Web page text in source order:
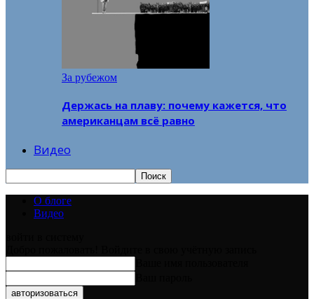
За рубежом
Держась на плаву: почему кажется, что
американцам всё равно
Видео
О блоге
Видео